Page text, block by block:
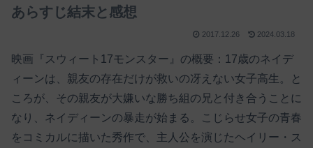
あらすじ結末と感想
2017.12.26 2024.03.18
映画『スウィート17モンスター』の概要：17歳のネイデ
ィーンは、親友の存在だけが救いの冴えない女子高生。と
ころが、その親友が大嫌いな勝ち組の兄と付き合うことに
なり、ネイディーンの暴走が始まる。こじらせ女子の青春
をコミカルに描いた秀作で、主人公を演じたヘイリー・ス